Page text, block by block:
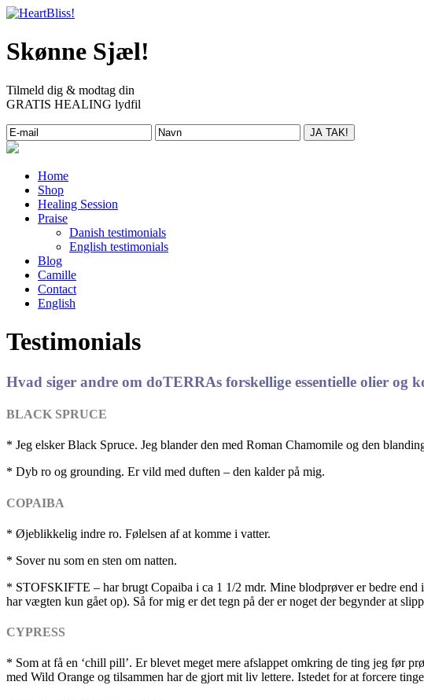
Skønne Sjæl!
Tilmeld dig & modtag din
GRATIS HEALING lydfil
Home
Shop
Healing Session
Praise
Danish testimonials
English testimonials
Blog
Camille
Contact
English
Testimonials
Hvad siger andre om doTERRAs forskellige essentielle olier og
BLACK SPRUCE
* Jeg elsker Black Spruce. Jeg blander den med Roman Chamomile og den
* Dyb ro og grounding. Er vild med duften – den kalder på mig.
COPAIBA
* Øjeblikkelig indre ro. Følelsen af at komme i vatter.
* Sover nu som en sten om natten.
* STOFSKIFTE – har brugt Copaiba i ca 1 1/2 mdr. Mine blodprøver er bedre
har vægten kun gået op). Så for mig er det tegn på der er noget der begynder at
CYPRESS
* Som at få en ‘chill pill’. Er blevet meget mere afslappet omkring de ting jeg før
med Wild Orange og tilsammen har de gjort mit liv lettere. Istedet for at forcere